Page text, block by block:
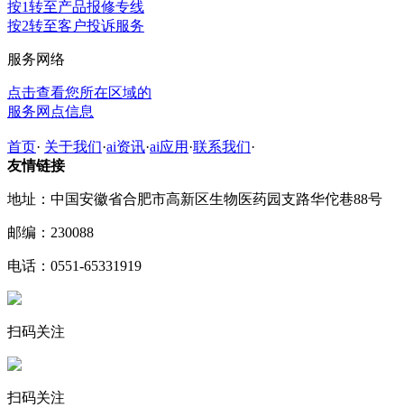
按1转至产品报修专线
按2转至客户投诉服务
服务网络
点击查看您所在区域的
服务网点信息
首页· 关于我们·ai资讯·ai应用 ·联系我们·
友情链接
地址：中国安徽省合肥市高新区生物医药园支路华佗巷88号
邮编：230088
电话：0551-65331919
扫码关注
扫码关注